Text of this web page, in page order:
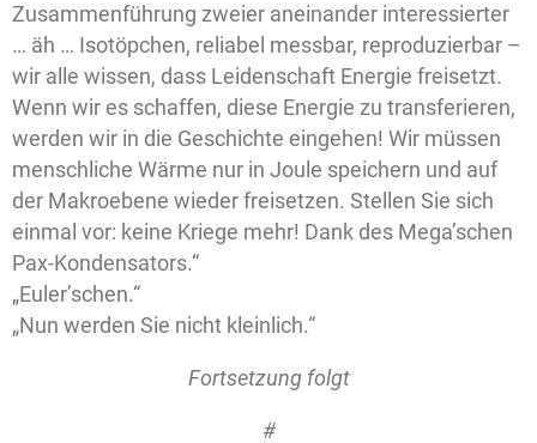
Zusammenführung zweier aneinander interessierter
… äh … Isotöpchen, reliabel messbar, reproduzierbar –
wir alle wissen, dass Leidenschaft Energie freisetzt.
Wenn wir es schaffen, diese Energie zu transferieren,
werden wir in die Geschichte eingehen! Wir müssen
menschliche Wärme nur in Joule speichern und auf
der Makroebene wieder freisetzen. Stellen Sie sich
einmal vor: keine Kriege mehr! Dank des Mega’schen
Pax-Kondensators.“
„Euler’schen.“
„Nun werden Sie nicht kleinlich.“
Fortsetzung folgt
#